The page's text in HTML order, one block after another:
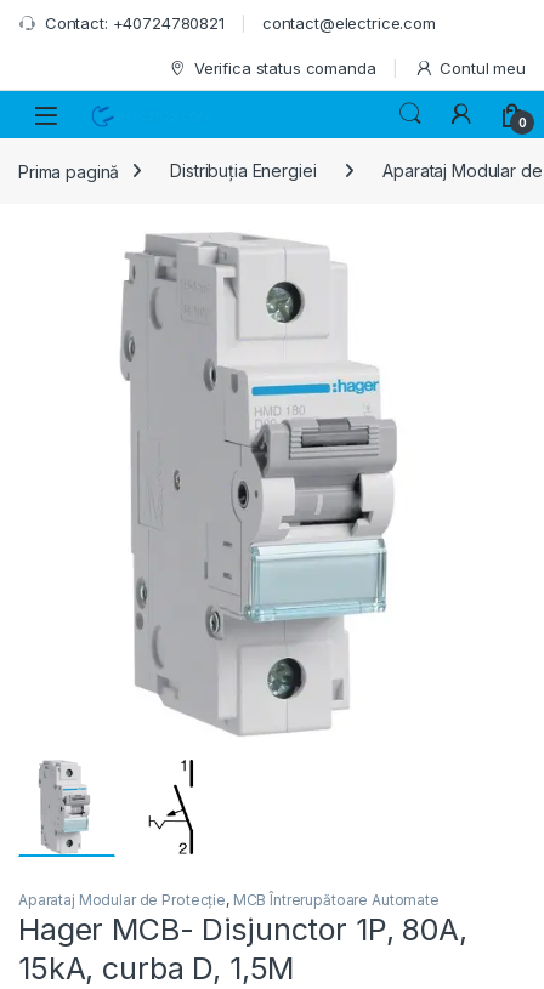
Skip to navigation
Skip to content
Contact: +40724780821 contact@electrice.com
Verifica status comanda Contul meu
0
Prima pagină Distribuția Energiei Aparataj Modular
Aparataj Modular de Protecție, MCB Întrerupătoare Automate
Hager MCB- Disjunctor 1P, 80A,
15kA, curba D, 1,5M